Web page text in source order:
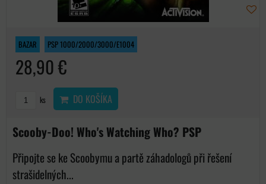
BAZAR PSP 1000/2000/3000/E1004
28,90 €
ks DO KOŠÍKA
Scooby-Doo! Who's Watching Who? PSP
Připojte se ke Scoobymu a partě záhadologů při řešení
strašidelných...